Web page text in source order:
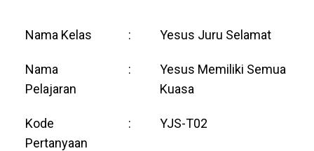
Nama Kelas : Yesus Juru Selamat
Nama
Pelajaran
:
Yesus Memiliki Semua
Kuasa
Kode
Pertanyaan
: YJS-T02